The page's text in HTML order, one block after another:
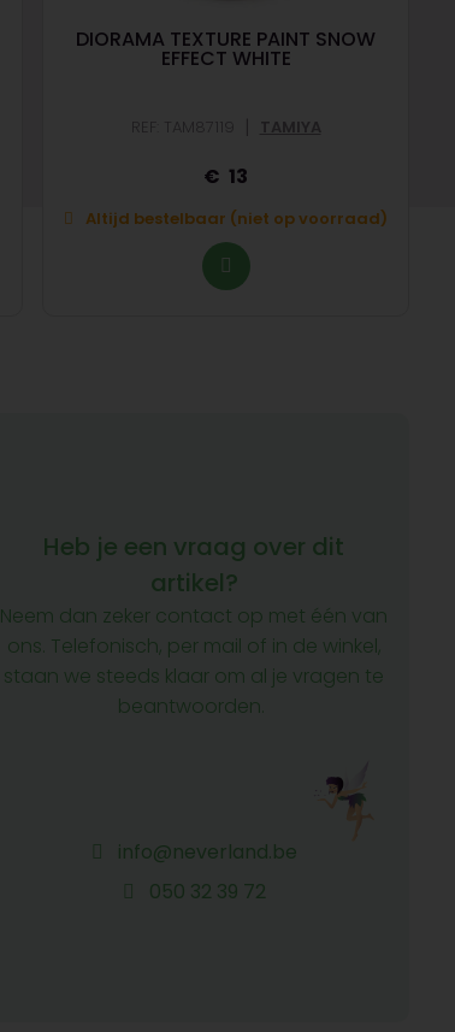
DIORAMA TEXTURE PAINT SNOW
EFFECT WHITE
REF: TAM87119 | TAMIYA
13
Altijd bestelbaar (niet op voorraad)
Heb je een vraag over dit
artikel?
Neem dan zeker contact op met één van
ons. Telefonisch, per mail of in de winkel,
staan we steeds klaar om al je vragen te
beantwoorden.
info@neverland.be
050 32 39 72